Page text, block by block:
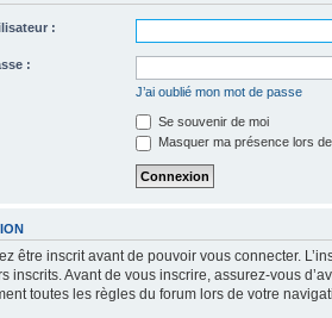
:
:
J’ai oublié mon mot de passe
Se souvenir de moi
Masquer ma présence lors
être inscrit avant de pouvoir vous connecter.
inscrits. Avant de vous inscrire, assurez-vous
toutes les règles du forum lors de votre